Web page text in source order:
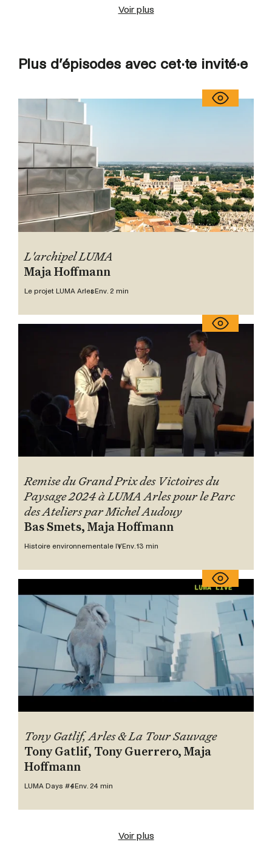
Voir plus
Plus d’épisodes avec cet·te invité·e
L'archipel LUMA
Maja Hoffmann
Le projet LUMA ArlesEnv. 2 min
Remise du Grand Prix des Victoires du
Paysage 2024 à LUMA Arles pour le Parc
des Ateliers par Michel Audouy
Bas Smets, Maja Hoffmann
Histoire environnementale IVEnv. 13 min
Tony Gatlif, Arles & La Tour Sauvage
Tony Gatlif, Tony Guerrero, Maja
Hoffmann
LUMA Days #4Env. 24 min
Voir plus